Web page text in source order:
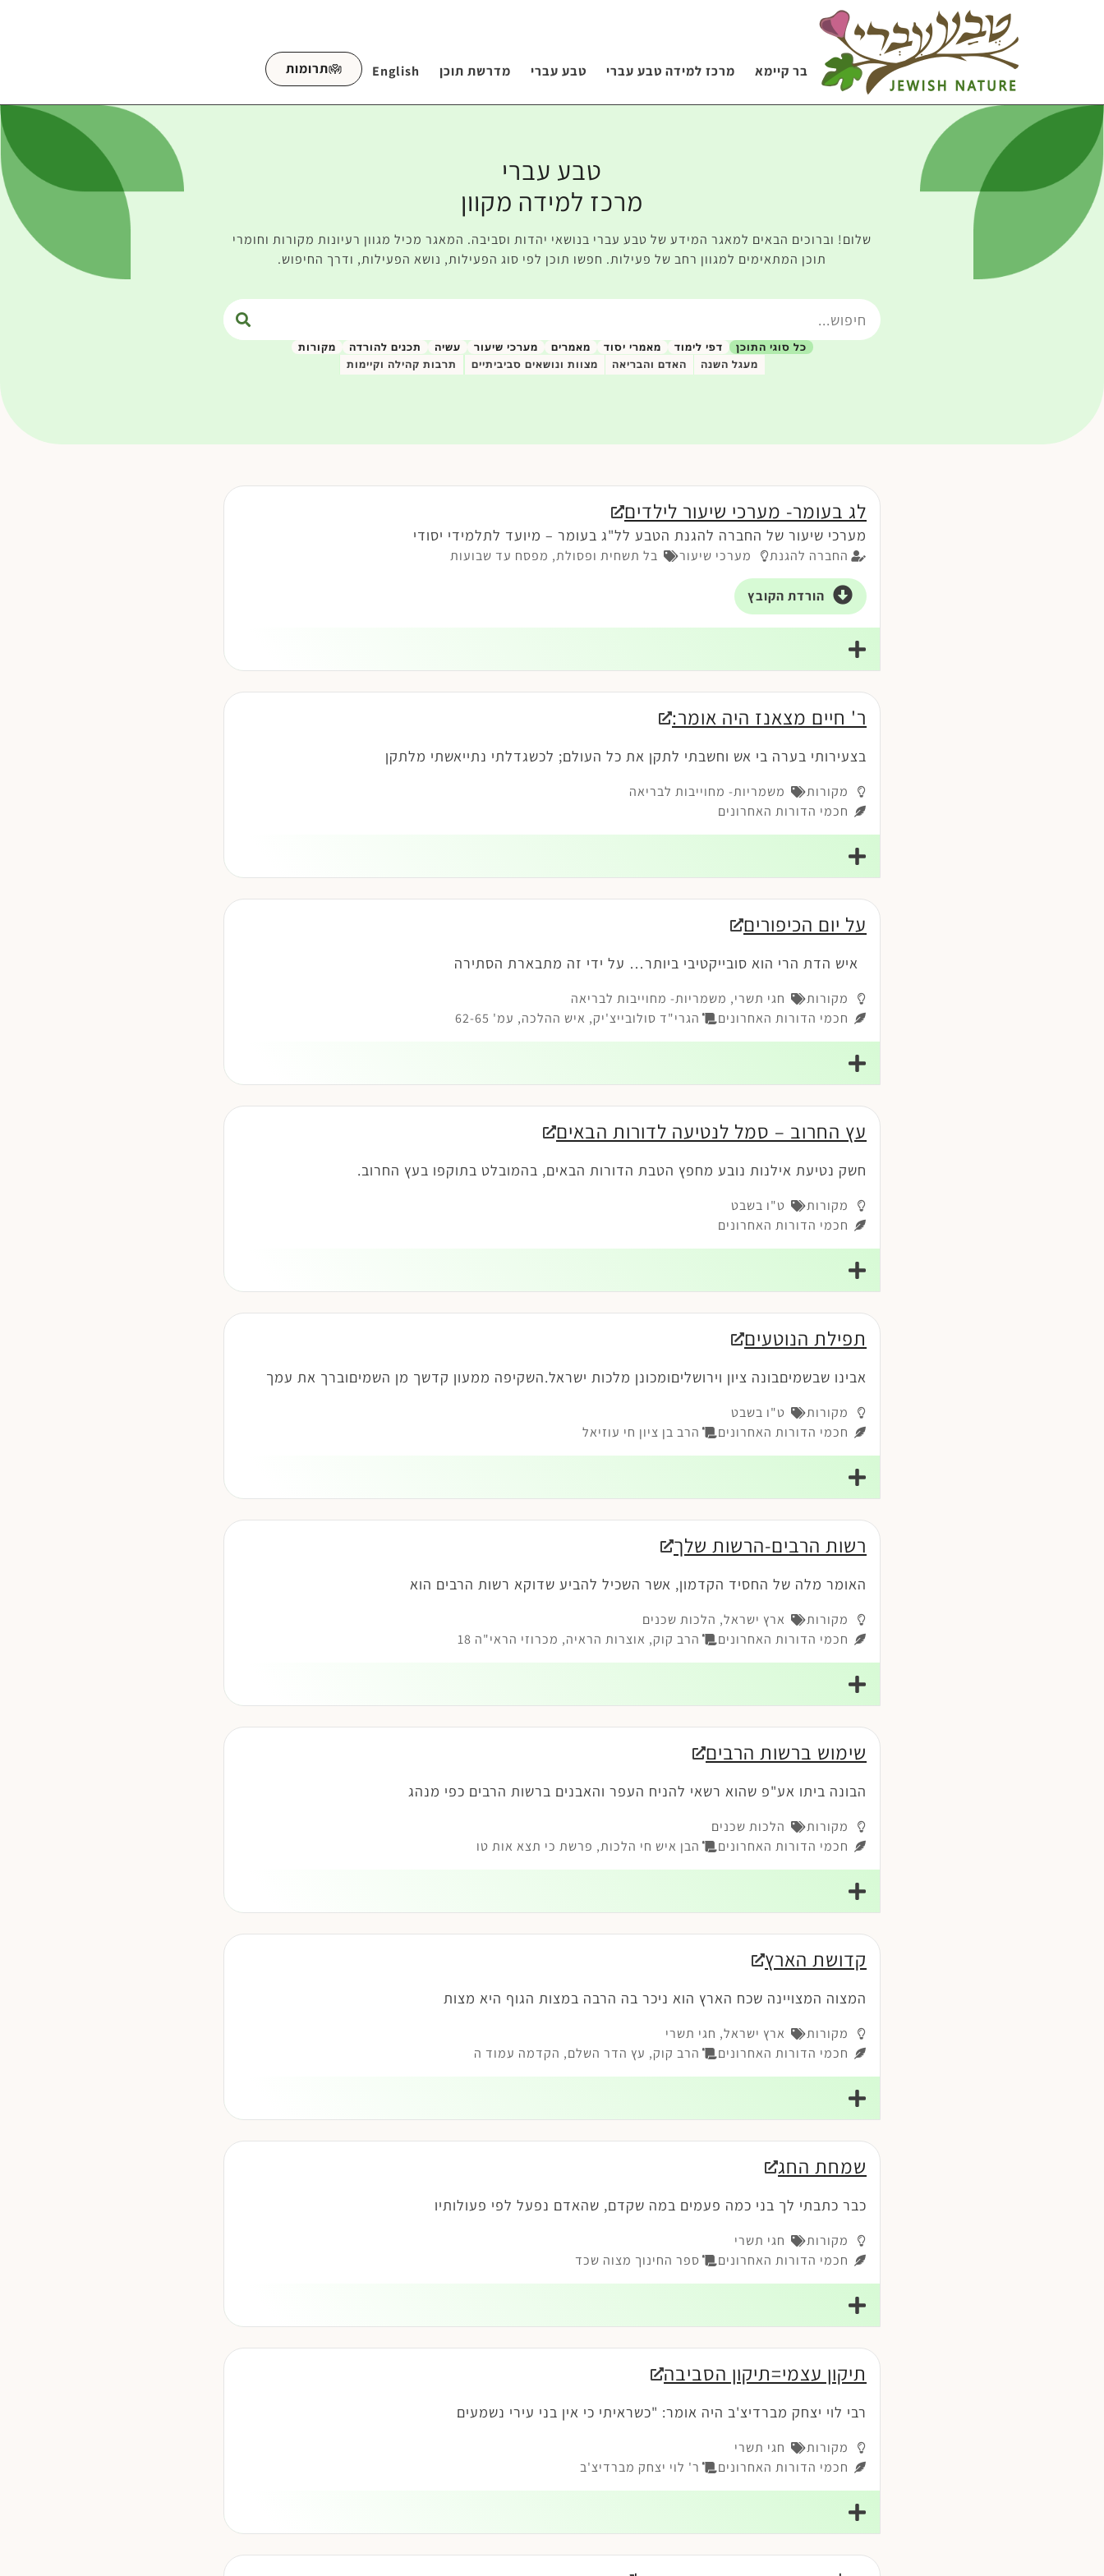
בר קיימא מרכז למידה טבע עברי טבע עברי מדרשת תוכן English תרומות
טבע עברי
מרכז למידה מקוון
שלום! וברוכים הבאים למאגר המידע של טבע עברי בנושאי יהדות וסביבה. המאגר מכיל מגוון רעיונות מקורות וחומרי
תוכן המתאימים למגוון רחב של פעילות. חפשו תוכן לפי סוג הפעילות, נושא הפעילות, ודרך החיפוש.
דפי לימוד מאמרי יסוד מאמרים מערכי שיעור עשיה תכנים להורדה מקורות
כל סוגי התוכן
מעגל השנה
האדם והבריאה מצוות ונושאים סביביתיים תרבות קהילה וקיימות
לג בעומר- מערכי שיעור לילדים
מערכי שיעור של החברה להגנת הטבע לל"ג בעומר – מיועד לתלמידי יסודי
החברה להגנת מערכי שיעור בל תשחית ופסולת, מפסח עד שבועות
הורדת הקובץ
ר' חיים מצאנז היה אומר:
בצעירותי בערה בי אש וחשבתי לתקן את כל העולם; לכשגדלתי נתייאשתי מלתקן
מקורות
משמריות- מחוייבות לבריאה
חכמי הדורות האחרונים
על יום הכיפורים
איש הדת הרי הוא סובייקטיבי ביותר… על ידי זה מתבארת הסתירה
מקורות חגי תשרי, משמריות- מחוייבות לבריאה
חכמי הדורות האחרונים
הגרי"ד סולובייצ'יק, איש ההלכה, עמ' 62-65
עץ החרוב – סמל לנטיעה לדורות הבאים
חשק נטיעת אילנות נובע מחפץ הטבת הדורות הבאים, בהמובלט בתוקפו בעץ החרוב.
מקורות
ט"ו בשבט
חכמי הדורות האחרונים
תפילת הנוטעים
אבינו שבשמיםבונה ציון וירושליםומכונן מלכות ישראל.השקיפה ממעון קדשך מן השמיםוברך את עמך
מקורות
ט"ו בשבט
חכמי הדורות האחרונים
הרב בן ציון חי עוזיאל
רשות הרבים-הרשות שלך
האומר מלה של החסיד הקדמון, אשר השכיל להביע שדוקא רשות הרבים הוא
מקורות ארץ ישראל, הלכות שכנים
חכמי הדורות האחרונים
הרב קוק, אוצרות הראיה, מכרוזי הראי"ה 18
שימוש ברשות הרבים
הבונה ביתו אע"פ שהוא רשאי להניח העפר והאבנים ברשות הרבים כפי מנהג
מקורות
הלכות שכנים
חכמי הדורות האחרונים
הבן איש חי הלכות, פרשת כי תצא אות טו
קדושת הארץ
המצוה המצויינה שכח הארץ הוא ניכר בה הרבה במצות הגוף היא מצות
מקורות ארץ ישראל, חגי תשרי
חכמי הדורות האחרונים
הרב קוק, עץ הדר השלם, הקדמה עמוד ה
שמחת החג
כבר כתבתי לך בני כמה פעמים במה שקדם, שהאדם נפעל לפי פעולותיו
מקורות
חגי תשרי
חכמי הדורות האחרונים
ספר החינוך מצוה שכד
תיקון עצמי=תיקון הסביבה
רבי לוי יצחק מברדיצ'ב היה אומר: "כשראיתי כי אין בני עירי נשמעים
מקורות
חגי תשרי
חכמי הדורות האחרונים
ר' לוי יצחק מברדיצ'ב